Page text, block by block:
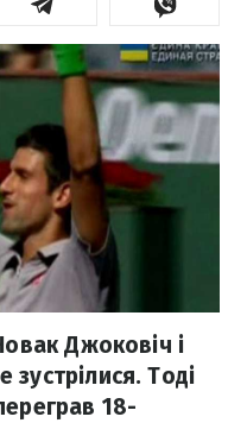
Джоковіч і
Тоді
18-